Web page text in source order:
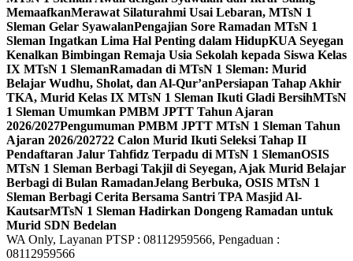
MemaafkanMerawat Silaturahmi Usai Lebaran, MTsN 1
Sleman Gelar SyawalanPengajian Sore Ramadan MTsN 1
Sleman Ingatkan Lima Hal Penting dalam HidupKUA Seyegan
Kenalkan Bimbingan Remaja Usia Sekolah kepada Siswa Kelas
IX MTsN 1 SlemanRamadan di MTsN 1 Sleman: Murid
Belajar Wudhu, Sholat, dan Al-Qur’anPersiapan Tahap Akhir
TKA, Murid Kelas IX MTsN 1 Sleman Ikuti Gladi BersihMTsN
1 Sleman Umumkan PMBM JPTT Tahun Ajaran
2026/2027Pengumuman PMBM JPTT MTsN 1 Sleman Tahun
Ajaran 2026/202722 Calon Murid Ikuti Seleksi Tahap II
Pendaftaran Jalur Tahfidz Terpadu di MTsN 1 SlemanOSIS
MTsN 1 Sleman Berbagi Takjil di Seyegan, Ajak Murid Belajar
Berbagi di Bulan RamadanJelang Berbuka, OSIS MTsN 1
Sleman Berbagi Cerita Bersama Santri TPA Masjid Al-
KautsarMTsN 1 Sleman Hadirkan Dongeng Ramadan untuk
Murid SDN Bedelan
WA Only, Layanan PTSP : 08112959566, Pengaduan :
08112959566